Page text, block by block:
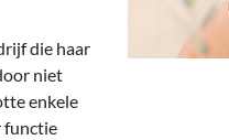
bestellen in Zuidhorn
Makelaars & Hypotheken
die haar
niet
enkele
functie